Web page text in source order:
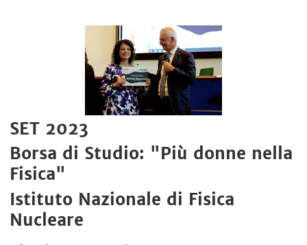
SET 2023
Borsa di Studio: "Più donne nella
Fisica"
Istituto Nazionale di Fisica
Nucleare